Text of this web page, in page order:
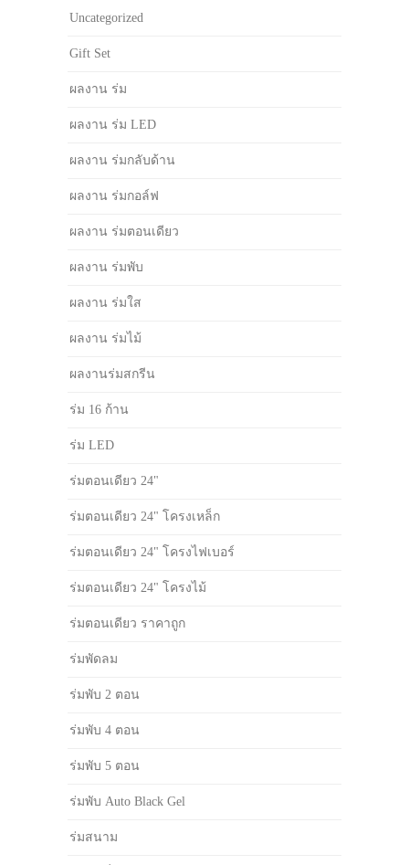
Uncategorized
Gift Set
ผลงาน ร่ม
ผลงาน ร่ม LED
ผลงาน ร่มกลับด้าน
ผลงาน ร่มกอล์ฟ
ผลงาน ร่มตอนเดียว
ผลงาน ร่มพับ
ผลงาน ร่มใส
ผลงาน ร่มไม้
ผลงานร่มสกรีน
ร่ม 16 ก้าน
ร่ม LED
ร่มตอนเดียว 24"
ร่มตอนเดียว 24" โครงเหล็ก
ร่มตอนเดียว 24" โครงไฟเบอร์
ร่มตอนเดียว 24" โครงไม้
ร่มตอนเดียว ราคาถูก
ร่มพัดลม
ร่มพับ 2 ตอน
ร่มพับ 4 ตอน
ร่มพับ 5 ตอน
ร่มพับ Auto Black Gel
ร่มสนาม